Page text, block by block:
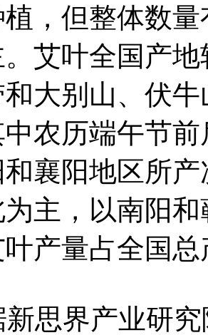
，但整体数
艾叶全国产
大别山、伏
农历端午节
和襄阳地区所
主，以南阳
产量占全国总
界产业研究